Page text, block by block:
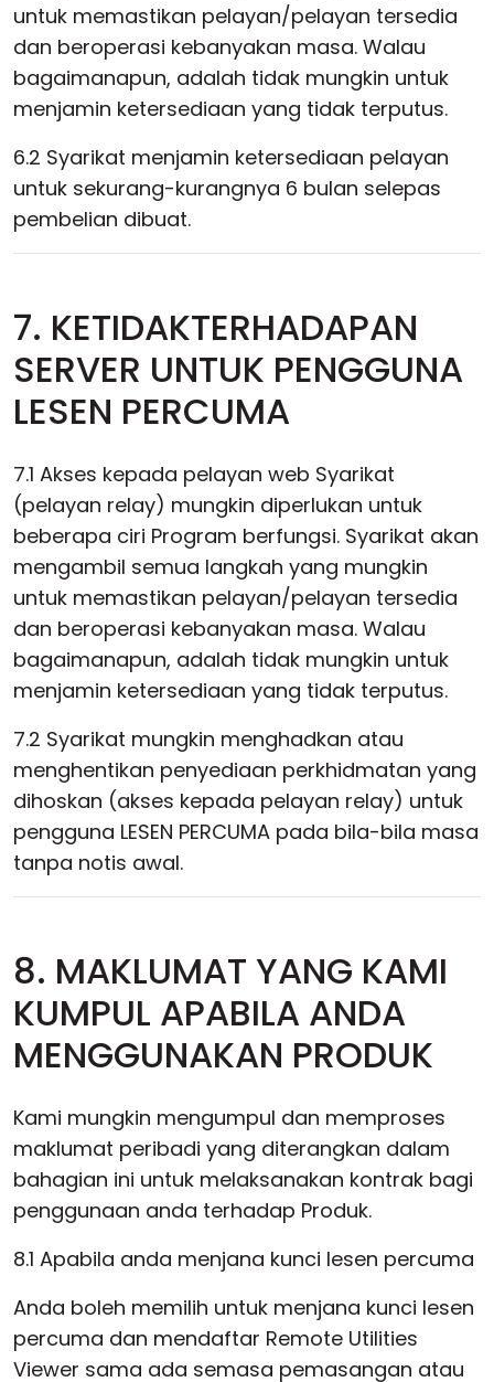
untuk memastikan pelayan/pelayan tersedia
dan beroperasi kebanyakan masa. Walau
bagaimanapun, adalah tidak mungkin untuk
menjamin ketersediaan yang tidak terputus.
6.2 Syarikat menjamin ketersediaan pelayan
untuk sekurang-kurangnya 6 bulan selepas
pembelian dibuat.
7. KETIDAKTERHADAPAN
SERVER UNTUK PENGGUNA
LESEN PERCUMA
7.1 Akses kepada pelayan web Syarikat
(pelayan relay) mungkin diperlukan untuk
beberapa ciri Program berfungsi. Syarikat akan
mengambil semua langkah yang mungkin
untuk memastikan pelayan/pelayan tersedia
dan beroperasi kebanyakan masa. Walau
bagaimanapun, adalah tidak mungkin untuk
menjamin ketersediaan yang tidak terputus.
7.2 Syarikat mungkin menghadkan atau
menghentikan penyediaan perkhidmatan yang
dihoskan (akses kepada pelayan relay) untuk
pengguna LESEN PERCUMA pada bila-bila masa
tanpa notis awal.
8. MAKLUMAT YANG KAMI
KUMPUL APABILA ANDA
MENGGUNAKAN PRODUK
Kami mungkin mengumpul dan memproses
maklumat peribadi yang diterangkan dalam
bahagian ini untuk melaksanakan kontrak bagi
penggunaan anda terhadap Produk.
8.1 Apabila anda menjana kunci lesen percuma
Anda boleh memilih untuk menjana kunci lesen
percuma dan mendaftar Remote Utilities
Viewer sama ada semasa pemasangan atau